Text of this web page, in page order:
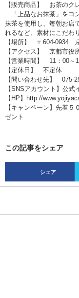
【販売商品】 お茶のク
「上品なお抹茶」をコ
抹茶を使用し、毎朝お店
れるなど、素材にこだわ
【場所】 〒604-0934
【アクセス】 京都市役
【営業時間】 11：00～
【定休日】 不定休
【問い合わせ先】 075-
【SNSアカウント】公
【HP】http://
【キャンペーン】先着
ゼント
この記事をシェア
シェア